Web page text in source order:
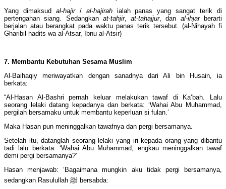
Yang dimaksud al-hajir/ al-hajirahialah panas yang sangat terik di
pertengahan siang. Sedangkan at-tahjir,at-tahajjur, dan al-ihjarberarti
berjalan atau berangkat pada waktu panas terik tersebut. (al-Nihayah fi
Gharibil hadits wa al-Atsar, Ibnu al-Atsir)
7. Membantu Kebutuhan Sesama Muslim
Al-Baihaqiy meriwayatkan dengan sanadnya dari Ali bin Husain, ia
berkata:
“Al-Hasan Al-Bashri pernah keluar melakukan tawaf di Ka‘bah. Lalu
seorang lelaki datang kepadanya dan berkata: ‘Wahai Abu Muhammad,
pergilah bersamaku untuk membantu keperluan si fulan.’
Maka Hasan pun meninggalkan tawafnya dan pergi bersamanya.
Setelah itu, datanglah seorang lelaki yang iri kepada orang yang dibantu
tadi lalu berkata: ‘Wahai Abu Muhammad, engkau meninggalkan tawaf
demi pergi bersamanya?’
Hasan menjawab: ‘Bagaimana mungkin aku tidak pergi bersamanya,
sedangkan Rasulullah ﷺ bersabda: